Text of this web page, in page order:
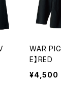
WAR
E】RED
¥4,500